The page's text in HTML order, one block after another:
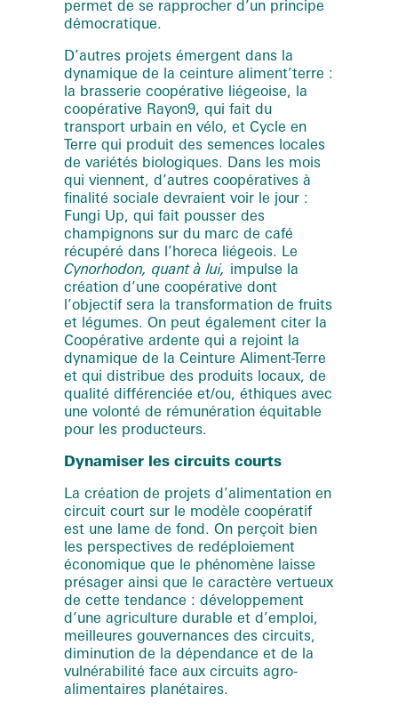
permet de se rapprocher d’un principe
démocratique.
D’autres projets émergent dans la
dynamique de la ceinture aliment’terre :
la brasserie coopérative liégeoise, la
coopérative Rayon9, qui fait du
transport urbain en vélo, et Cycle en
Terre qui produit des semences locales
de variétés biologiques. Dans les mois
qui viennent, d’autres coopératives à
finalité sociale devraient voir le jour :
Fungi Up, qui fait pousser des
champignons sur du marc de café
récupéré dans l’horeca liégeois. Le
Cynorhodon, quant à lui, impulse la
création d’une coopérative dont
l’objectif sera la transformation de fruits
et légumes. On peut également citer la
Coopérative ardente qui a rejoint la
dynamique de la Ceinture Aliment-Terre
et qui distribue des produits locaux, de
qualité différenciée et/ou, éthiques avec
une volonté de rémunération équitable
pour les producteurs.
Dynamiser les circuits courts
La création de projets d’alimentation en
circuit court sur le modèle coopératif
est une lame de fond. On perçoit bien
les perspectives de redéploiement
économique que le phénomène laisse
présager ainsi que le caractère vertueux
de cette tendance : développement
d’une agriculture durable et d’emploi,
meilleures gouvernances des circuits,
diminution de la dépendance et de la
vulnérabilité face aux circuits agro-
alimentaires planétaires.